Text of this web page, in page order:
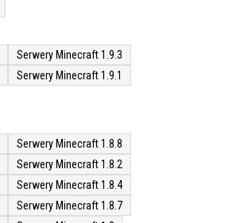
Serwery Minecraft 1.9.3
Serwery Minecraft 1.9.1
Serwery Minecraft 1.8.8
Serwery Minecraft 1.8.2
Serwery Minecraft 1.8.4
Serwery Minecraft 1.8.7